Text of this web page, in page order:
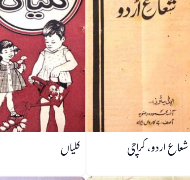
شعاع اردو، کراچی کلیاں